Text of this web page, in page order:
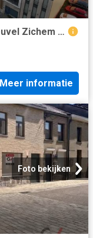
à vendre Appartement Scherpenheuvel Zichem Diestsestraat
Meer informatie
Foto bekijken